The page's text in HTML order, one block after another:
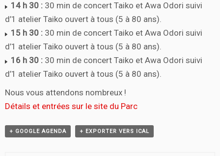
14 h 30 : 30 min de concert Taiko et Awa Odori suivi
d’1 atelier Taiko ouvert à tous (5 à 80 ans).
15 h 30 : 30 min de concert Taiko et Awa Odori suivi
d’1 atelier Taiko ouvert à tous (5 à 80 ans).
16 h 30 : 30 min de concert Taiko et Awa Odori suivi
d’1 atelier Taiko ouvert à tous (5 à 80 ans).
Nous vous attendons nombreux !
Détails et entrées sur le site du Parc
+ GOOGLE AGENDA + EXPORTER VERS ICAL